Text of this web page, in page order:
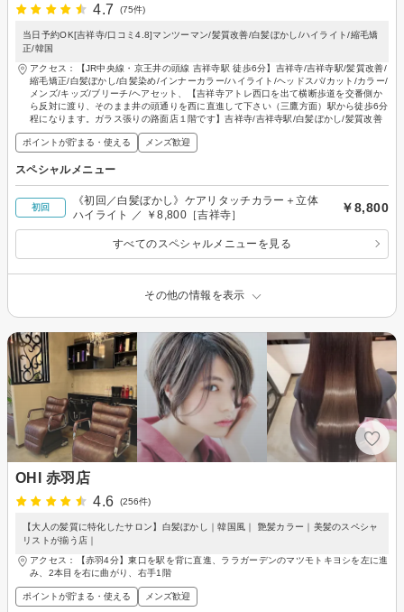
4.7
(75件)
当日予約OK[吉祥寺/口コミ4.8]マンツーマン/髪質改善/白髪ぼかし/ハイライト/縮毛矯
正/韓国
アクセス：【JR中央線・京王井の頭線 吉祥寺駅 徒歩6分】吉祥寺/吉祥寺駅/髪質改善/
縮毛矯正/白髪ぼかし/白髪染め/インナーカラー/ハイライト/ヘッドスパ/カット/カラー/
メンズ/キッズ/ブリーチ/ヘアセット、【吉祥寺アトレ西口を出て横断歩道を交番側か
ら反対に渡り、そのまま井の頭通りを西に直進して下さい（三鷹方面）駅から徒歩6分
程になります。ガラス張りの路面店１階です】吉祥寺/吉祥寺駅/白髪ぼかし/髪質改善
ポイントが貯まる・使える メンズ歓迎
スペシャルメニュー
初回
《初回／白髪ぼかし》ケアリタッチカラー＋立体
ハイライト ／ ￥8,800［吉祥寺］
￥8,800
すべてのスペシャルメニューを見る
その他の情報を表示
OHI 赤羽店
4.6
(256件)
【大人の髪質に特化したサロン】白髪ぼかし｜韓国風｜ 艶髪カラー｜美髪のスペシャ
リストが揃う店｜
アクセス：【赤羽4分】東口を駅を背に直進、ララガーデンのマツモトキヨシを左に進
み、2本目を右に曲がり、右手1階
ポイントが貯まる・使える メンズ歓迎